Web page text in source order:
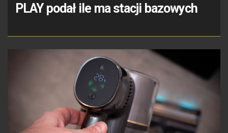
PLAY podał ile ma stacji bazowych